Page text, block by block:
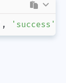
, 'success'